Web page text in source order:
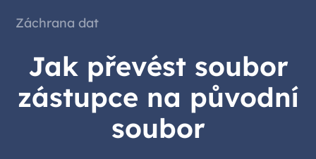
Záchrana dat
Jak převést soubor
zástupce na původní
soubor